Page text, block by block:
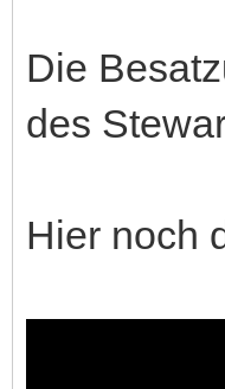
Die
des
Hier noch